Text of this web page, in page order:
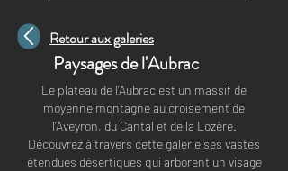
Retour aux galeries
Paysages de l'Aubrac
Le plateau de l’Aubrac est un massif de
moyenne montagne au croisement de
l’Aveyron, du Cantal et de la Lozère.
Découvrez à travers cette galerie ses vastes
étendues désertiques qui arborent un visage